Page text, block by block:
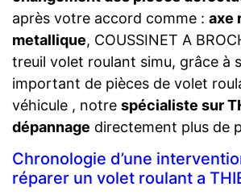
après votre accord comme : axe
metallique, COUSSINET A
treuil volet roulant simu, grâce à
important de pièces de volet
véhicule , notre spécialiste sur
dépannage directement plus de
Chronologie d’une
réparer un volet roulant a